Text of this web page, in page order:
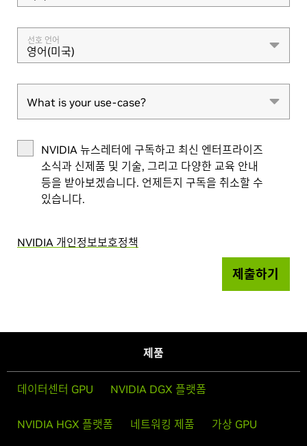
선호 언어
영어(미국)
What is your use-case?
What is your use-case?
NVIDIA 뉴스레터에 구독하고 최신 엔터프라이즈
소식과 신제품 및 기술, 그리고 다양한 교육 안내
등을 받아보겠습니다. 언제든지 구독을 취소할 수
있습니다.
NVIDIA 개인정보보호정책
제출하기
제품
데이터센터 GPU NVIDIA DGX 플랫폼
NVIDIA HGX 플랫폼 네트워킹 제품 가상 GPU